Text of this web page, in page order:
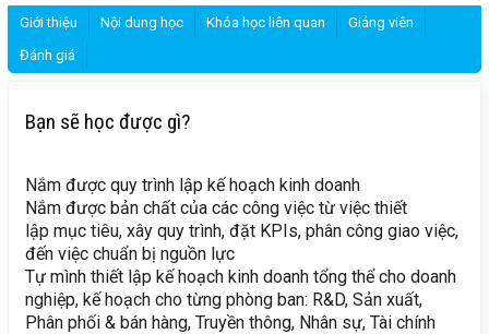
Giới thiệu Nội dung học Khóa học liên quan
Giảng viên
Đánh giá
Bạn sẽ học được gì?
Nắm được quy trình lập kế hoạch kinh doanh
Nắm được bản chất của các công việc từ việc thiết
lập mục tiêu, xây quy trình, đặt KPIs, phân công giao việc,
đến việc chuẩn bị nguồn lực
Tự mình thiết lập kế hoạch kinh doanh tổng thể cho doanh
nghiệp, kế hoạch cho từng phòng ban: R&D, Sản xuất,
Phân phối & bán hàng, Truyền thông, Nhân sự, Tài chính